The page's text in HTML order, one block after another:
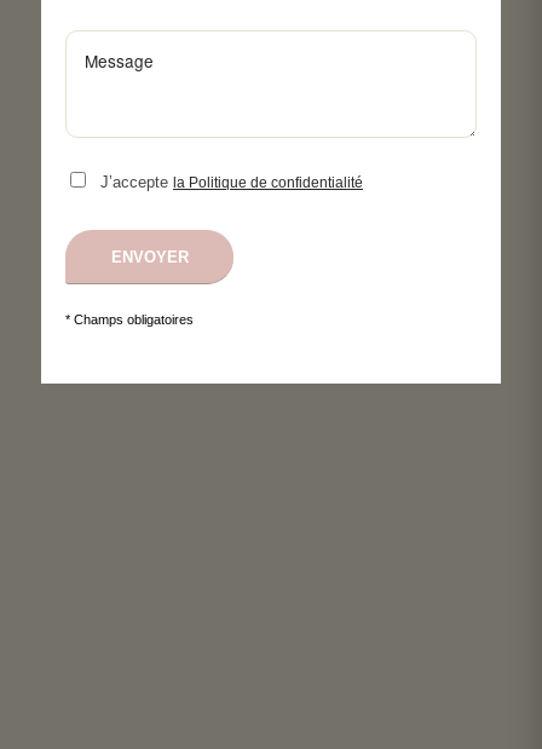
J’accepte la Politique de confidentialité
* Champs obligatoires